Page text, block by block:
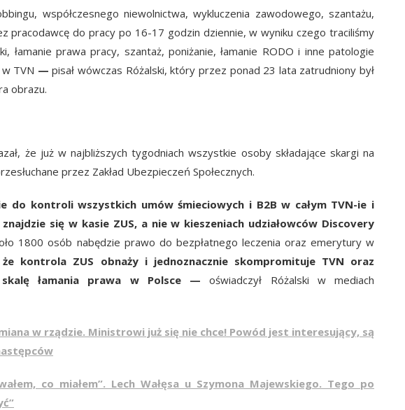
współczesnego niewolnictwa, wykluczenia zawodowego, szantażu,
pracodawcę do pracy po 16-17 godzin dziennie, w wyniku czego traciliśmy
łamanie prawa pracy, szantaż, poniżanie, łamanie RODO i inne patologie
TVN — pisał wówczas Różalski, który przez ponad 23 lata zatrudniony był
obrazu.
że już w najbliższych tygodniach wszystkie osoby składające skargi na
przez Zakład Ubezpieczeń Społecznych.
do kontroli wszystkich umów śmieciowych i B2B w całym TVN-ie i
się w kasie ZUS, a nie w kieszeniach udziałowców Discovery
1800 osób nabędzie prawo do bezpłatnego leczenia oraz emerytury w
że kontrola ZUS obnaży i jednoznacznie skompromituje TVN oraz
łamania prawa w Polsce — oświadczył Różalski w mediach
w rządzie. Ministrowi już się nie chce! Powód jest interesujący, są
co miałem”. Lech Wałęsa u Szymona Majewskiego. Tego po